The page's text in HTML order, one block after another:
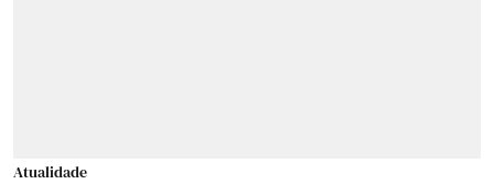
Atualidade